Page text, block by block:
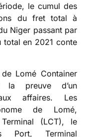
le cumul des
du fret total à
Niger passant par
total en 2021 conte
Lomé Container
la preuve d’un
affaires. Les
de Lomé,
(LCT), le
Port, Terminal